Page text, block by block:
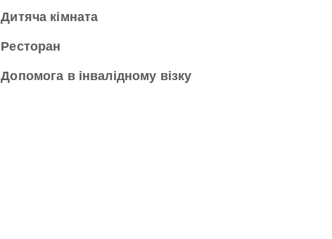
Дитяча кімната
Ресторан
Допомога в інвалідному візку